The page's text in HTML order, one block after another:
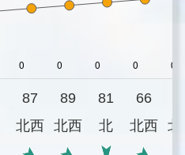
87 89 81 66
北西 北西 北 北西 北